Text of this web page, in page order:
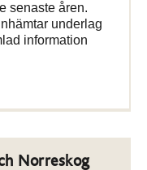
senaste åren.
underlag
information
Norreskog